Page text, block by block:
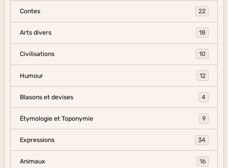
Contes 22
Arts divers 18
Civilisations 10
Humour 12
Blasons et devises 4
Étymologie et Toponymie 9
Expressions 34
Animaux 16